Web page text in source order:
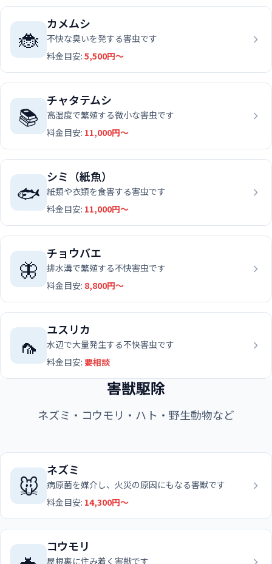
🐞
カメムシ
不快な臭いを発する害虫です
料金目安: 5,500円〜
📚
チャタテムシ
高湿度で繁殖する微小な害虫です
料金目安: 11,000円〜
🐟
シミ（紙魚）
紙類や衣類を食害する害虫です
料金目安: 11,000円〜
🦋
チョウバエ
排水溝で繁殖する不快害虫です
料金目安: 8,800円〜
🦟
ユスリカ
水辺で大量発生する不快害虫です
料金目安: 要相談
害獣駆除
ネズミ・コウモリ・ハト・野生動物など
🐭
ネズミ
病原菌を媒介し、火災の原因にもなる害獣です
料金目安: 14,300円〜
コウモリ
屋根裏に住み着く害獣です